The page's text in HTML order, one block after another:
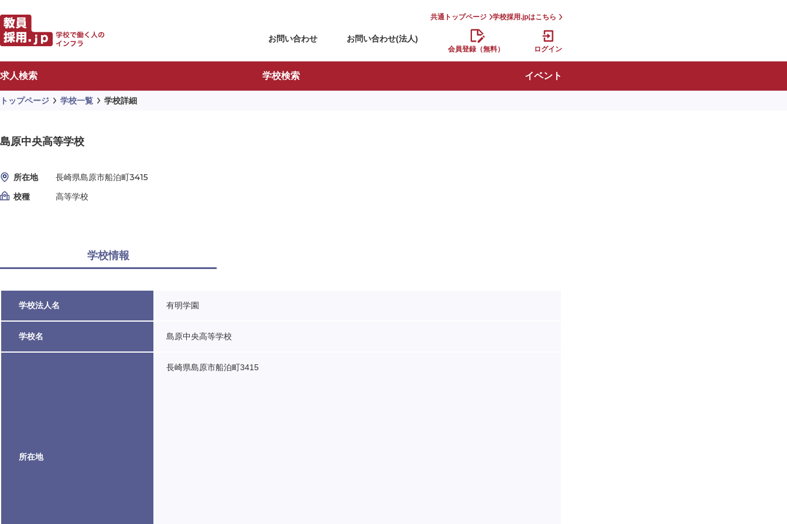
共通トップページ 学校採用.jpはこちら
お問い合わせ お問い合わせ(法人)
会員登録（無料） ログイン
求人検索 学校検索 イベント
トップページ 学校一覧 学校詳細
島原中央高等学校
所在地
長崎県島原市船泊町3415
校種
高等学校
学校情報
学校法人名 有明学園
学校名 島原中央高等学校
所在地
長崎県島原市船泊町3415